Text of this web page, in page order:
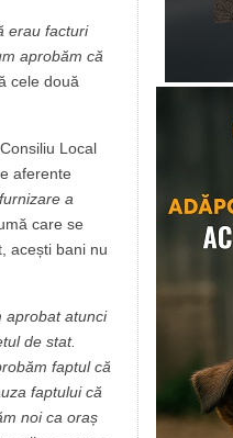
erau facturi
aprobăm că
cele două
Local
aferente
a
care se
acești bani nu
aprobat atunci
de stat.
faptul că
faptului că
noi ca oraș